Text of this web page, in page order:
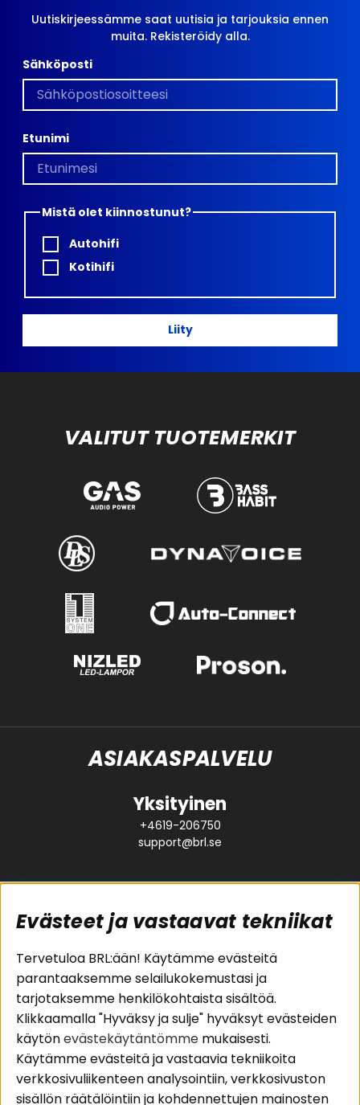
Uutiskirjeessämme saat uutisia ja tarjouksia ennen
muita. Rekisteröidy alla.
Sähköposti
Etunimi
Mistä olet kiinnostunut?
Autohifi
Kotihifi
Liity
VALITUT TUOTEMERKIT
ASIAKASPALVELU
Yksityinen
+4619-206750
support@brl.se
Suositut sivut
Pakettiratkaisut
Autostereot
Kaiuttimet
Päätevahvistimet
Lisätarvikkeet
Kaapelit
Asiakaspalvelu
Evästeet
Huolto- ja
takuutiedot
Ostoehdot
Palautus
Tietosuojapolitiikka
Evästeet ja vastaavat tekniikat
Tervetuloa BRL:ään! Käytämme evästeitä
parantaaksemme selailukokemustasi ja
tarjotaksemme henkilökohtaista sisältöä.
Klikkaamalla "Hyväksy ja sulje" hyväksyt evästeiden
käytönevästekäytäntömme mukaisesti.
Käytämme evästeitä ja vastaavia tekniikoita
verkkosivuliikenteen analysointiin, verkkosivuston
sisällön räätälöintiin ja kohdennettujen mainosten